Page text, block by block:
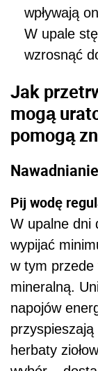
wpływają
W upale
wzrosnąć
Jak
mogą
pomogą
Pij wodę
W upalne dni
wypijać
w tym przede
mineralną.
napojów
herbaty